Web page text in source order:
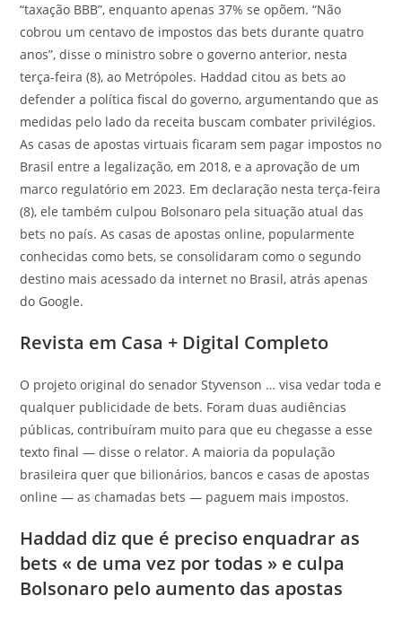
“taxação BBB”, enquanto apenas 37% se opõem. “Não
cobrou um centavo de impostos das bets durante quatro
anos”, disse o ministro sobre o governo anterior, nesta
terça-feira (8), ao Metrópoles. Haddad citou as bets ao
defender a política fiscal do governo, argumentando que as
medidas pelo lado da receita buscam combater privilégios.
As casas de apostas virtuais ficaram sem pagar impostos no
Brasil entre a legalização, em 2018, e a aprovação de um
marco regulatório em 2023. Em declaração nesta terça-feira
(8), ele também culpou Bolsonaro pela situação atual das
bets no país. As casas de apostas online, popularmente
conhecidas como bets, se consolidaram como o segundo
destino mais acessado da internet no Brasil, atrás apenas
do Google.
Revista em Casa + Digital Completo
O projeto original do senador Styvenson … visa vedar toda e
qualquer publicidade de bets. Foram duas audiências
públicas, contribuíram muito para que eu chegasse a esse
texto final — disse o relator. A maioria da população
brasileira quer que bilionários, bancos e casas de apostas
online — as chamadas bets — paguem mais impostos.
Haddad diz que é preciso enquadrar as
bets « de uma vez por todas » e culpa
Bolsonaro pelo aumento das apostas